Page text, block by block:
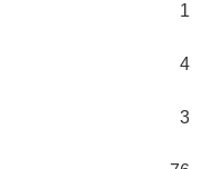
1
4
3